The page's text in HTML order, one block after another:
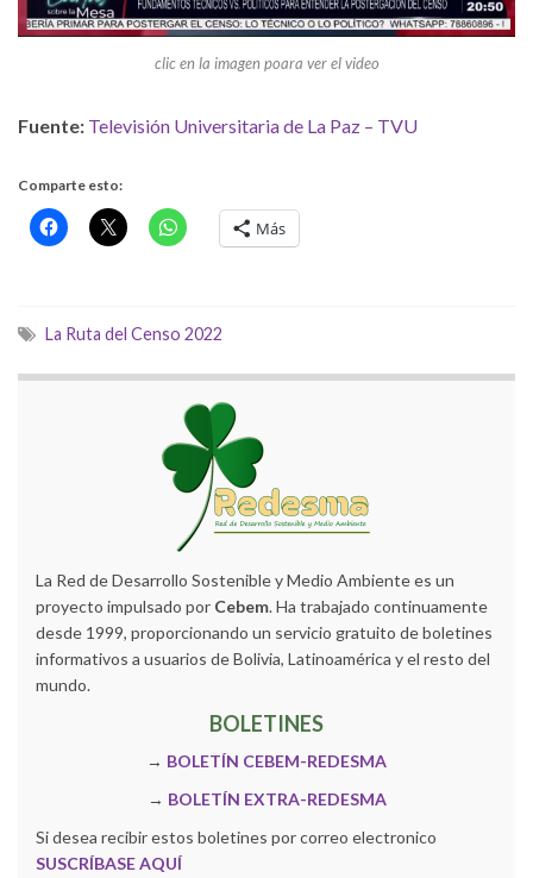
clic en la imagen poara ver el video
Fuente: Televisión Universitaria de La Paz – TVU
Comparte esto:
Más
La Ruta del Censo 2022
La Red de Desarrollo Sostenible y Medio Ambiente es un
proyecto impulsado por Cebem. Ha trabajado continuamente
desde 1999, proporcionando un servicio gratuito de boletines
informativos a usuarios de Bolivia, Latinoamérica y el resto del
mundo.
BOLETINES
→ BOLETÍN CEBEM-REDESMA
→ BOLETÍN EXTRA-REDESMA
Si desea recibir estos boletines por correo electronico
SUSCRÍBASE AQUÍ